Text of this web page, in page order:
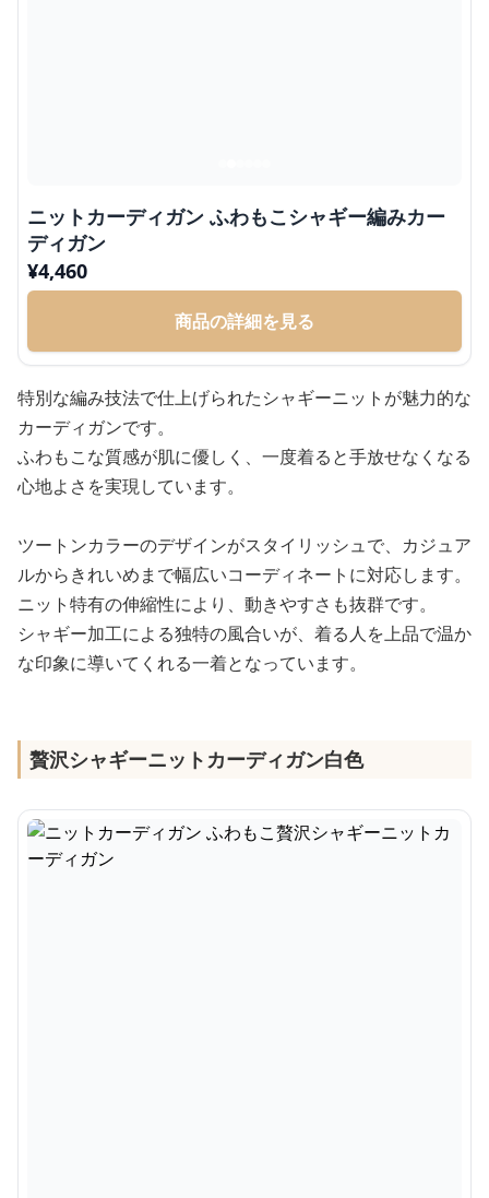
ニットカーディガン ふわもこシャギー編みカー
ディガン
¥4,460
商品の詳細を見る
特別な編み技法で仕上げられたシャギーニットが魅力的な
カーディガンです。
ふわもこな質感が肌に優しく、一度着ると手放せなくなる
心地よさを実現しています。
ツートンカラーのデザインがスタイリッシュで、カジュア
ルからきれいめまで幅広いコーディネートに対応します。
ニット特有の伸縮性により、動きやすさも抜群です。
シャギー加工による独特の風合いが、着る人を上品で温か
な印象に導いてくれる一着となっています。
贅沢シャギーニットカーディガン白色